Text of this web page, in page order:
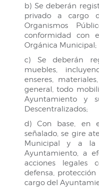
b) Se deberán
privado a cargo
Organismos
conformidad con
Orgánica Municipal;
c) Se deberán
muebles,
enseres,
general, todo
Ayuntamiento y
Descentralizados;
d) Con base, en
señalado, se gire
Municipal y a la
Ayuntamiento, a
acciones legales
defensa,
cargo del